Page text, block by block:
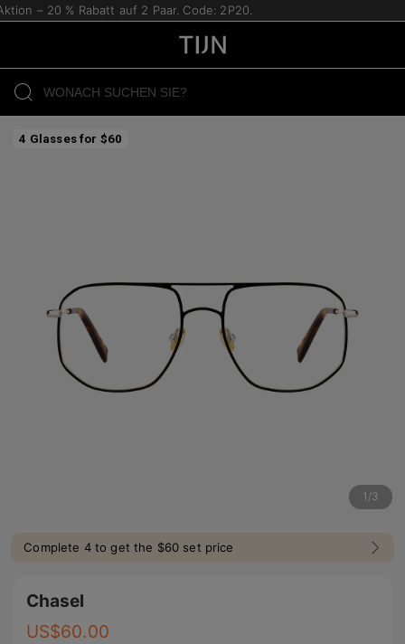
– 20 % Rabatt auf 2 Paar. Code: 2P20.
4 Glasses for $60
1 /3
Complete 4 to get the $60 set price
Chasel
US$60.00